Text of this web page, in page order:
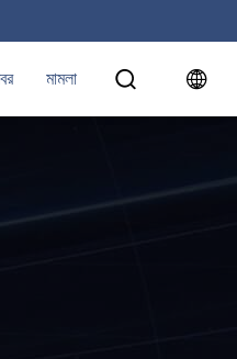
মামলা